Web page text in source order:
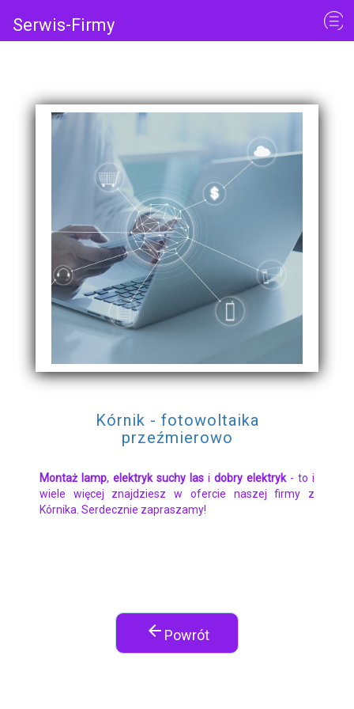
Serwis-Firmy
Kórnik - fotowoltaika
przeźmierowo
Montaż lamp, elektryk suchy las i dobry elektryk- to i
wiele więcej znajdziesz w ofercie naszej firmy z
Kórnika. Serdecznie zapraszamy!
arrow_back Powrót